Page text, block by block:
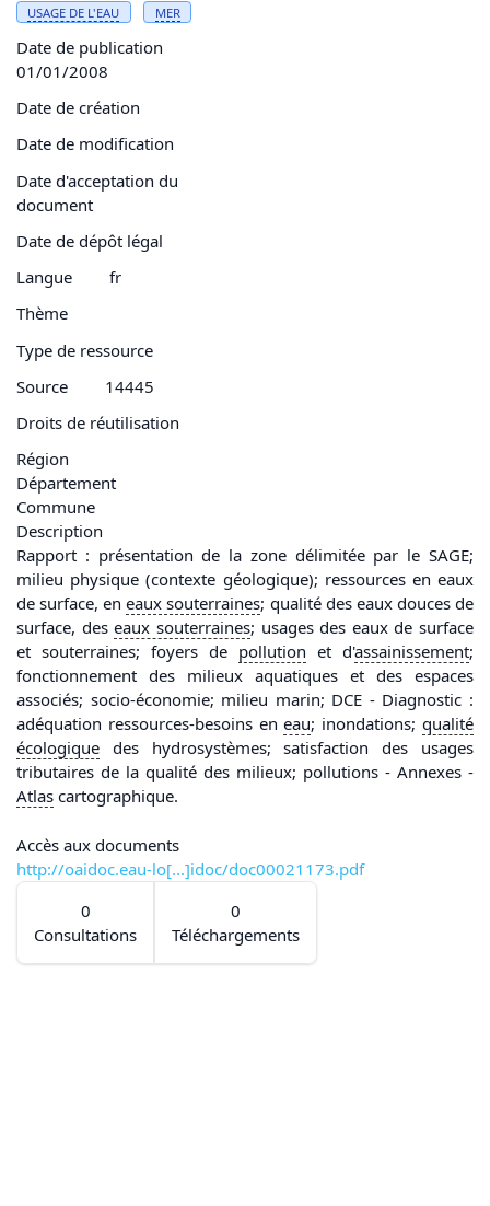
USAGE DE L'EAU MER
Date de publication
01/01/2008
Date de création
Date de modification
Date d'acceptation du
document
Date de dépôt légal
Langue
fr
Thème
Type de ressource
Source
14445
Droits de réutilisation
Région
Département
Commune
Description
Rapport : présentation de la zone délimitée par le SAGE;
milieu physique (contexte géologique); ressources en eaux
de surface, eneaux souterraines; qualité des eaux douces de
surface, deseaux souterraines; usages des eaux de surface
et souterraines; foyers de pollution et d'assainissement;
fonctionnement des milieux aquatiques et des espaces
associés; socio-économie; milieu marin; DCE - Diagnostic :
adéquation ressources-besoins eneau; inondations;qualité
écologique des hydrosystèmes; satisfaction des usages
tributaires de la qualité des milieux; pollutions - Annexes -
Atlas cartographique.
Accès aux documents
http://oaidoc.eau-lo[...]idoc/doc00021173.pdf
0
Consultations
0
Téléchargements